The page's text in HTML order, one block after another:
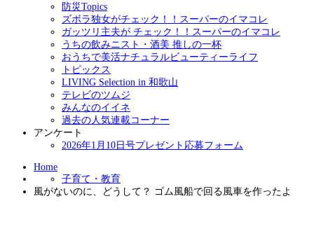
防災Topics
ズボラ独女がチェック！！スーパーのイマコレ
ガッツリ主夫が チェック！！スーパーのイマコレ
うちの飲みニスト・酒美 推しの一杯
おうちで美活ナチュラルビューティーライフ
トピックス
LIVING Selection in 和歌山
テレビのツムジ
みんなのイイネ
過去の人気連載コーナー
アンケート
2026年1月10日号プレゼント応募フォーム
Home
子育て・教育
風がないのに、どうして？ ゴム風船で回る風車を作ったよ